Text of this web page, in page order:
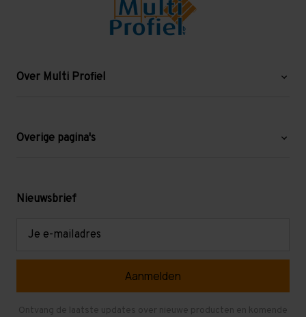
Over Multi Profiel
Blog
Levering en afhalen
Overige pagina's
Mezzanine
Gebruikte entresolvloeren
Nieuwsbrief
Ontvang de laatste updates over nieuwe producten en komende